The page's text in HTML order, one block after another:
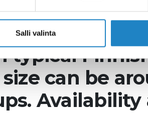
Salli valintadaytime
typical
can be
Availability